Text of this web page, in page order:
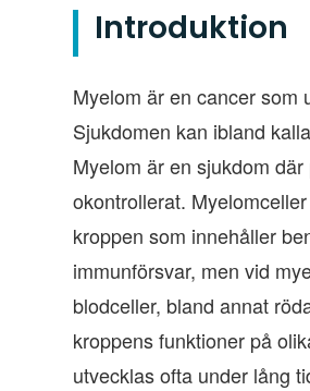
Introduktion
Myelom är en cancer som
Sjukdomen kan ibland
Myelom är en sjukdom
okontrollerat.
kroppen som innehåller
immunförsvar, men vid
blodceller, bland annat
kroppens funktioner på
utvecklas ofta under lång